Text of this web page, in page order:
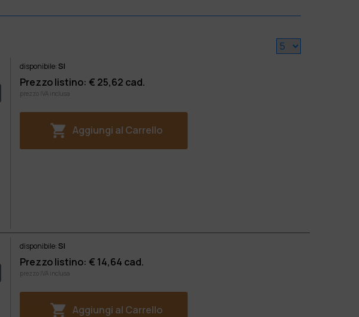
disponibile:SI
Prezzo listino: € 25,62 cad.
prezzo IVA inclusa
Aggiungi al Carrello
disponibile:SI
Prezzo listino: € 14,64 cad.
prezzo IVA inclusa
Aggiungi al Carrello